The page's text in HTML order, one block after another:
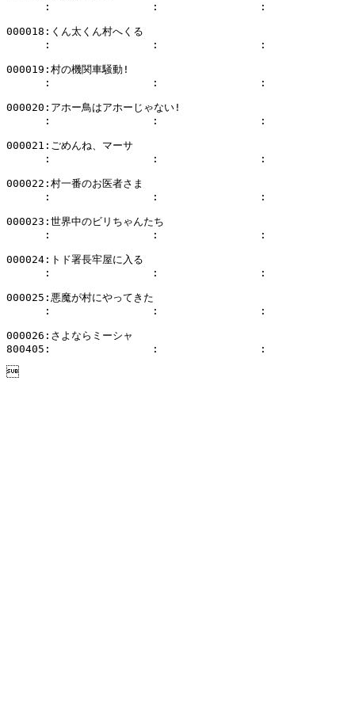
:                :                :
000018:くん太くん村へくる
:                :                :
000019:村の機関車騒動!
:                :                :
000020:アホー鳥はアホーじゃない!
:                :                :
000021:ごめんね、マーサ
:                :                :
000022:村一番のお医者さま
:                :                :
000023:世界中のビリちゃんたち
:                :                :
000024:トド署長牢屋に入る
:                :                :
000025:悪魔が村にやってきた
:                :                :
000026:さよならミーシャ
